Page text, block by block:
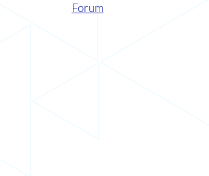
Forum